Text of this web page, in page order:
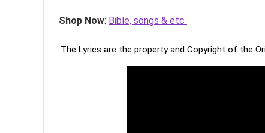
Shop Now: Bible, songs & etc
The Lyrics are the property and Copyright of the